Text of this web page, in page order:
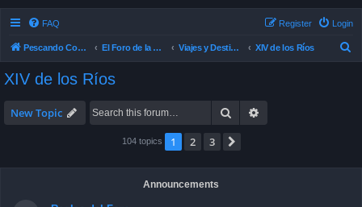
FAQ Login
Register
Pescando Con Mosca El Foro de la Pesca con Mosca en Chile Viajes y Destinos de Pesca XIV de los Ríos
XIV de los Ríos
New Topic Search
104 topics 1 2 3
Announcements